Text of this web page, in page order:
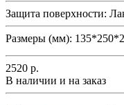
Защита поверхности:
Размеры (мм):
2520 р.
В наличии и на заказ